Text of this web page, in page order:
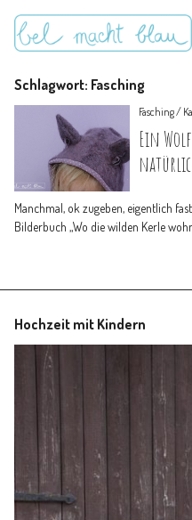
instagram
pinterestbloglovin
Malen + basteln
Mathe für Mamas
Über
Schlagwort: Fasching
Fasching /
Ein
Manchmal, ok zugeben, eigentlich
Bilderbuch „Wo die wilden Kerle
Hochzeit mit Kindern